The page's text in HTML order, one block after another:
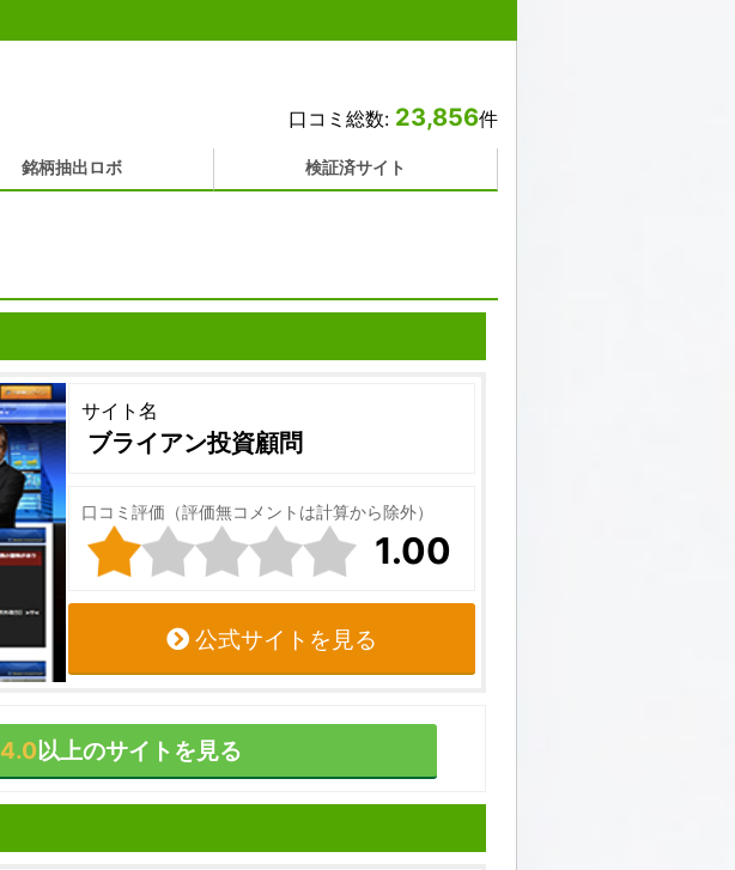
口コミ総数: 23,856件
銘柄抽出ロボ 検証済サイト
サイト名
ブライアン投資顧問
口コミ評価（評価無コメントは計算から除外）
1.00
公式サイトを見る
4.0以上のサイトを見る